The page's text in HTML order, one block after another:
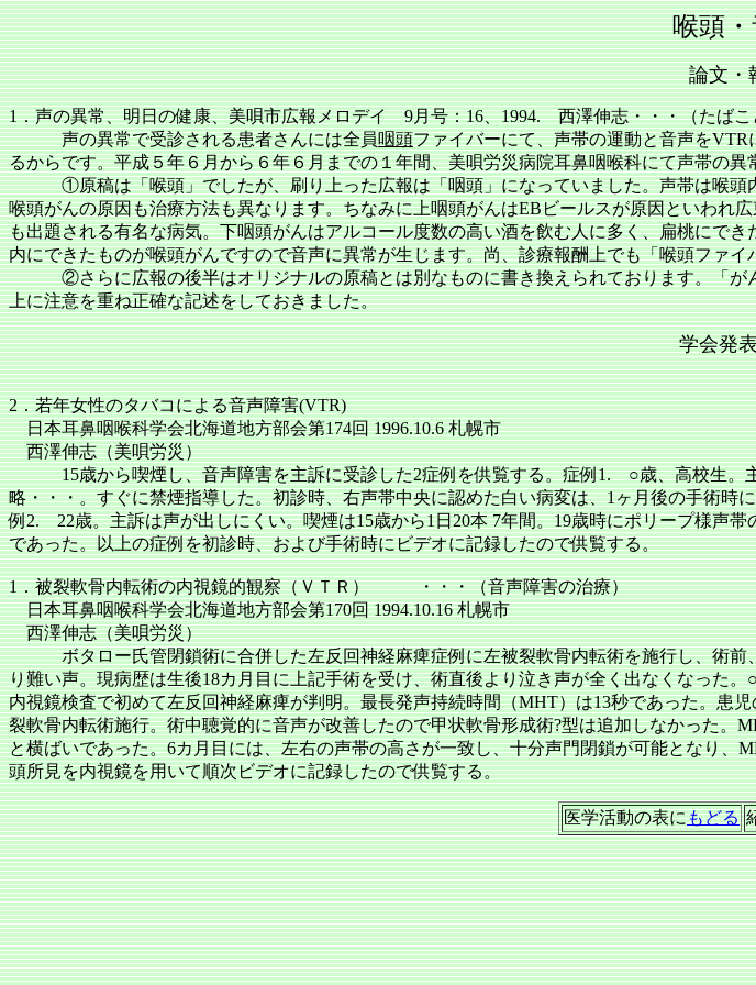
喉頭
論文・
1．声の異常、明日の健康、美唄市広報メロデイ 9月号：16、1994.西澤伸志・・・（たばこ
声の異常で受診される患者さんには全員咽頭ファイバーにて、声帯の運動と音声をVTR
るからです。平成５年６月から６年６月までの１年間、美唄労災病院耳鼻咽喉科にて声帯の
①原稿は「喉頭」でしたが、刷り上った広報は「咽頭」になっていました。声帯は喉頭内
喉頭がんの原因も治療方法も異なります。ちなみに上咽頭がんはEBビールスが原因といわれ
も出題される有名な病気。下咽頭がんはアルコール度数の高い酒を飲む人に多く、扁桃にで
内にできたものが喉頭がんですので音声に異常が生じます。尚、診療報酬上でも「喉頭ファ
②さらに広報の後半はオリジナルの原稿とは別なものに書き換えられております。「がん
上に注意を重ね正確な記述をしておきました。
学会発
2．若年女性のタバコによる音声障害(VTR)
日本耳鼻咽喉科学会北海道地方部会第174回 1996.10.6 札幌市
西澤伸志（美唄労災）
15歳から喫煙し、音声障害を主訴に受診した2症例を供覧する。症例1. ○歳、高校生
略・・・。すぐに禁煙指導した。初診時、右声帯中央に認めた白い病変は、1ヶ月後の手術
例2. 22歳。主訴は声が出しにくい。喫煙は15歳から1日20本 7年間。19歳時にポリープ様声
であった。以上の症例を初診時、および手術時にビデオに記録したので供覧する。
1．被裂軟骨内転術の内視鏡的観察（ＶＴＲ）
・・・（音声障害の治療）
日本耳鼻咽喉科学会北海道地方部会第170回 1994.10.16 札幌市
西澤伸志（美唄労災）
ボタロー氏管閉鎖術に合併した左反回神経麻痺症例に左被裂軟骨内転術を施行し、術
り難い声。現病歴は生後18カ月目に上記手術を受け、術直後より泣き声が全く出なくなった
内視鏡検査で初めて左反回神経麻痺が判明。最長発声持続時間（MHT）は13秒であった。
裂軟骨内転術施行。術中聴覚的に音声が改善したので甲状軟骨形成術?型は追加しなかった。
と横ばいであった。6カ月目には、左右の声帯の高さが一致し、十分声門閉鎖が可能となり
頭所見を内視鏡を用いて順次ビデオに記録したので供覧する。
医学活動の表にもどる